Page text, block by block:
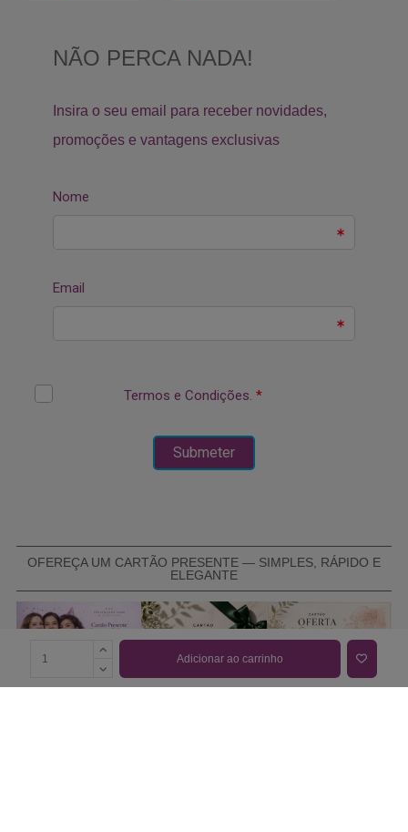
Adicionar ao carrinho
OFEREÇA UM CARTÃO PRESENTE — SIMPLES, RÁPIDO E
ELEGANTE